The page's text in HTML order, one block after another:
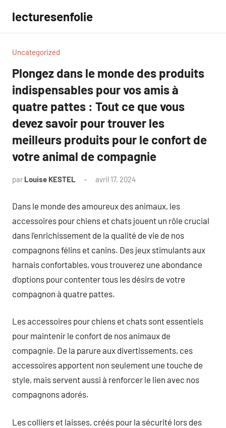
contenu
lecturesenfolie
Uncategorized
Plongez dans le monde des produits
indispensables pour vos amis à
quatre pattes : Tout ce que vous
devez savoir pour trouver les
meilleurs produits pour le confort de
votre animal de compagnie
par Louise KESTEL avril 17, 2024
Dans le monde des amoureux des animaux, les
accessoires pour chiens et chats jouent un rôle crucial
dans l’enrichissement de la qualité de vie de nos
compagnons félins et canins. Des jeux stimulants aux
harnais confortables, vous trouverez une abondance
d’options pour contenter tous les désirs de votre
compagnon à quatre pattes.
Les accessoires pour chiens et chats sont essentiels
pour maintenir le confort de nos animaux de
compagnie. De la parure aux divertissements, ces
accessoires apportent non seulement une touche de
style, mais servent aussi à renforcer le lien avec nos
compagnons adorés.
Les colliers et laisses, créés pour la sécurité lors des